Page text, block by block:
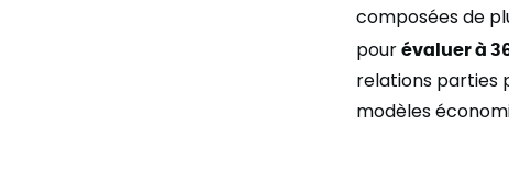
composées de
pour évaluer à
relations parties
modèles